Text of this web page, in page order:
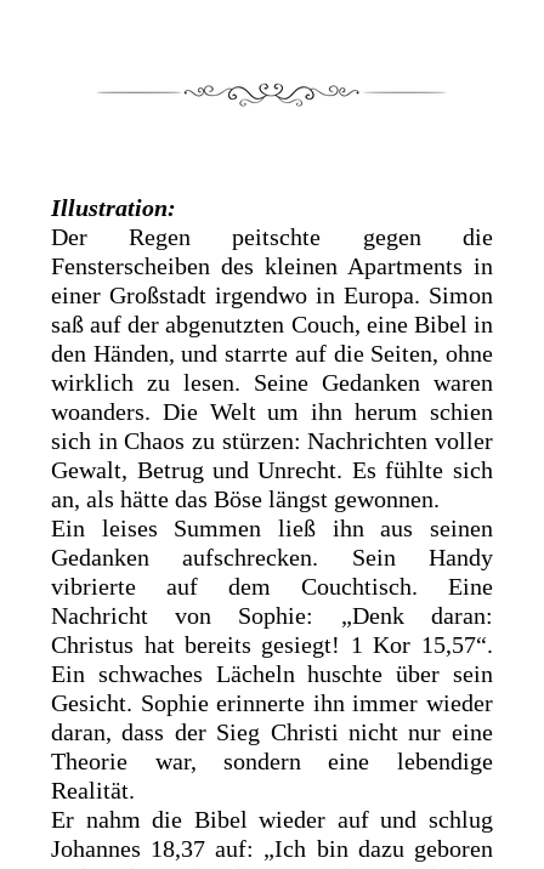
Illustration:
Der Regen peitschte gegen die
Fensterscheiben des kleinen Apartments in
einer Großstadt irgendwo in Europa. Simon
saß auf der abgenutzten Couch, eine Bibel in
den Händen, und starrte auf die Seiten, ohne
wirklich zu lesen. Seine Gedanken waren
woanders. Die Welt um ihn herum schien
sich in Chaos zu stürzen: Nachrichten voller
Gewalt, Betrug und Unrecht. Es fühlte sich
an, als hätte das Böse längst gewonnen.
Ein leises Summen ließ ihn aus seinen
Gedanken aufschrecken. Sein Handy
vibrierte auf dem Couchtisch. Eine
Nachricht von Sophie: „Denk daran:
Christus hat bereits gesiegt! 1 Kor 15,57“.
Ein schwaches Lächeln huschte über sein
Gesicht. Sophie erinnerte ihn immer wieder
daran, dass der Sieg Christi nicht nur eine
Theorie war, sondern eine lebendige
Realität.
Er nahm die Bibel wieder auf und schlug
Johannes 18,37 auf: „Ich bin dazu geboren